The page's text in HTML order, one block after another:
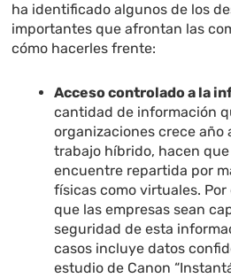
ha identificado algunos de los
importantes que afrontan las
cómo hacerles frente:
Acceso controlado a la
cantidad de información
organizaciones crece año
trabajo híbrido, hacen
encuentre repartida por
físicas como virtuales.
que las empresas sean
seguridad de esta
casos incluye datos
estudio de Canon